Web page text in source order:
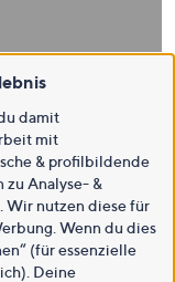
damit
mit
& profilbildende
zu Analyse- &
Wir nutzen diese für
Wenn du dies
(für essenzielle
Deine